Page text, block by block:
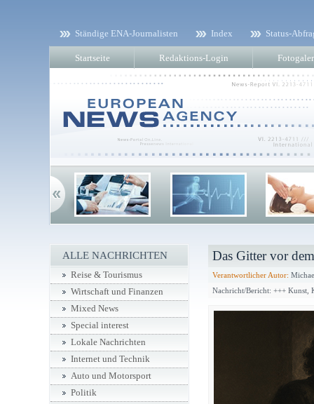
Ständige ENA-Journalisten Index Status-
Startseite Redaktions-Login
Das Gitter vor
Verantwortlicher Autor:
Nachricht/Bericht: +++ Kunst,
ALLE NACHRICHTEN
Reise & Tourismus
Wirtschaft und Finanzen
Mixed News
Special interest
Lokale Nachrichten
Internet und Technik
Auto und Motorsport
Politik